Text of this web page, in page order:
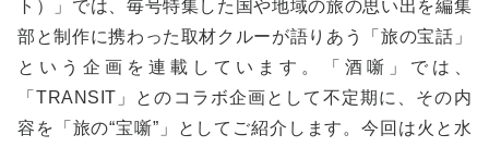
ト）」では、毎号特集した国や地域の旅の思い出を編集
部と制作に携わった取材クルーが語りあう「旅の宝話」
という企画を連載しています。「酒噺」では、
「TRANSIT」とのコラボ企画として不定期に、その内
容を「旅の“宝噺”」としてご紹介します。今回は火と水